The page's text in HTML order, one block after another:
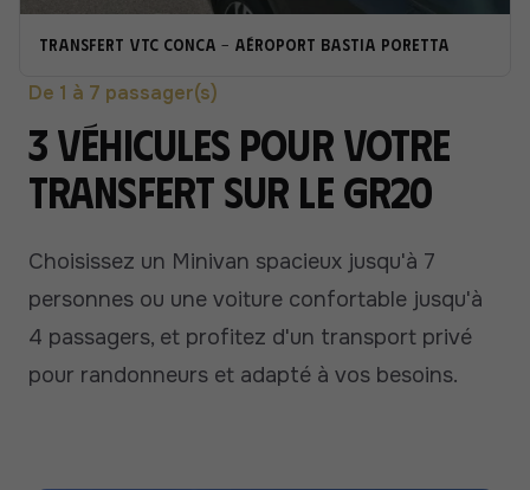
Transfert VTC Conca - Aéroport Bastia Poretta
De 1 à 7 passager(s)
3 véhicules pour votre
transfert sur le GR20
Choisissez un Minivan spacieux jusqu'à 7
personnes ou une voiture confortable jusqu'à
4 passagers, et profitez d'un transport privé
pour randonneurs et adapté à vos besoins.